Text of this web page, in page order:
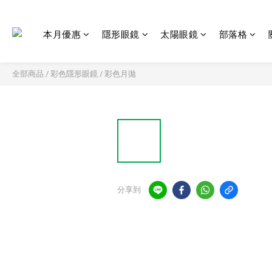
本月優惠 隱形眼鏡 太陽眼鏡 部落格
全部商品 / 彩色隱形眼鏡 / 彩色月拋
分享到